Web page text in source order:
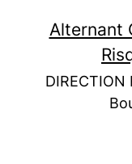
Alternant
DIRECTION